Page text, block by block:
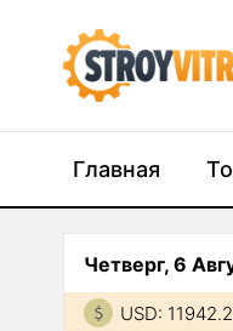
Главная
Четверг, 6
USD: